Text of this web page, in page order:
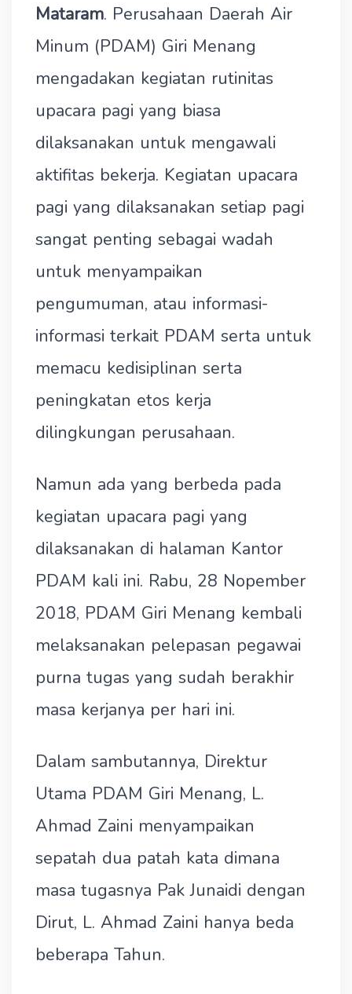
Mataram. Perusahaan Daerah Air
Minum (PDAM) Giri Menang
mengadakan kegiatan rutinitas
upacara pagi yang biasa
dilaksanakan untuk mengawali
aktifitas bekerja. Kegiatan upacara
pagi yang dilaksanakan setiap pagi
sangat penting sebagai wadah
untuk menyampaikan
pengumuman, atau informasi-
informasi terkait PDAM serta untuk
memacu kedisiplinan serta
peningkatan etos kerja
dilingkungan perusahaan.
Namun ada yang berbeda pada
kegiatan upacara pagi yang
dilaksanakan di halaman Kantor
PDAM kali ini. Rabu, 28 Nopember
2018, PDAM Giri Menang kembali
melaksanakan pelepasan pegawai
purna tugas yang sudah berakhir
masa kerjanya per hari ini.
Dalam sambutannya, Direktur
Utama PDAM Giri Menang, L.
Ahmad Zaini menyampaikan
sepatah dua patah kata dimana
masa tugasnya Pak Junaidi dengan
Dirut, L. Ahmad Zaini hanya beda
beberapa Tahun.